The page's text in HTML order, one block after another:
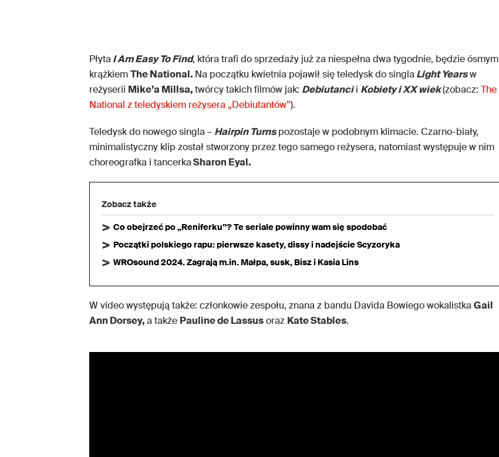
PłytaI Am Easy To Find, która trafi do sprzedaży już za niespełna dwa tygodnie, będzie ósmym
krążkiemThe National. Na początku kwietnia pojawił się teledysk do singlaLight Yearsw
reżyserii Mike’a Millsa,twórcy takich filmów jak: Debiutanci i Kobiety i XX wiek(zobacz: The
National z teledyskiem reżysera „Debiutantów”).
Teledysk do nowego singla – Hairpin Turnspozostaje w podobnym klimacie. Czarno-biały,
minimalistyczny klip został stworzony przez tego samego reżysera, natomiast występuje w nim
choreografka i tancerkaSharon Eyal.
Zobacz także
Co obejrzeć po „Reniferku”? Te seriale powinny wam się spodobać
Początki polskiego rapu: pierwsze kasety, dissy i nadejście Scyzoryka
WROsound 2024. Zagrają m.in. Małpa, susk, Bisz i Kasia Lins
W video występują także: członkowie zespołu, znana z bandu Davida Bowiego wokalistkaGail
Ann Dorsey,a także Pauline de Lassusoraz Kate Stables.